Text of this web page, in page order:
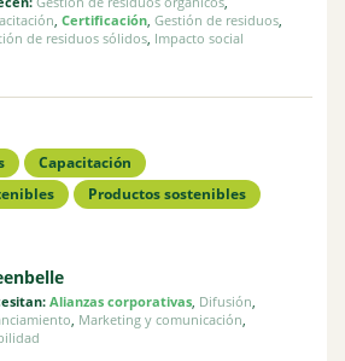
, Certificación, Gestión de residuos,
de residuos sólidos, Impacto social
Capacitación
Productos sostenibles
Alianzas corporativas, Difusión
Marketing y comunicación